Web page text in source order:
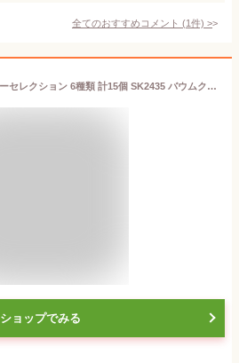
全てのおすすめコメント (1件) >
銀座千疋屋 銀座 ガトーセレクション 6種類 計15個 SK2435 バウムクーヘン フルーツサンド バームクーヘン フルーツクーヘン いちご レモン メロン バナナ チョコ 柚子 マスカットレーズン 千疋屋 スイーツ 詰め合わせ 洋菓子 日持ち 個包装 常温
ショップでみる